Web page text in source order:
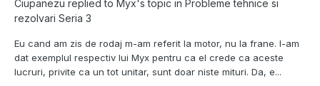
Ciupanezu replied to Myx's topic in Probleme tehnice si
rezolvari Seria 3
Eu cand am zis de rodaj m-am referit la motor, nu la frane. I-am
dat exemplul respectiv lui Myx pentru ca el crede ca aceste
lucruri, privite ca un tot unitar, sunt doar niste mituri. Da, e...